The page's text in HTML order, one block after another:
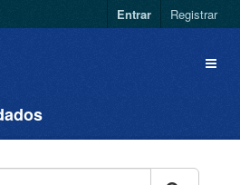
Entrar Registrar